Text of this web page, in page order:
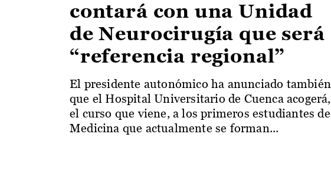
contará con una Unidad
de Neurocirugía que será
“referencia regional”
El presidente autonómico ha anunciado también
que el Hospital Universitario de Cuenca acogerá,
el curso que viene, a los primeros estudiantes de
Medicina que actualmente se forman...